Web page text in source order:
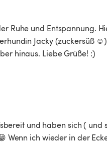
Ruhe und Entspannung.
Jacky (zuckersüß
hinaus. Liebe Grüße! :)
und haben sich (
Wenn ich wieder in der